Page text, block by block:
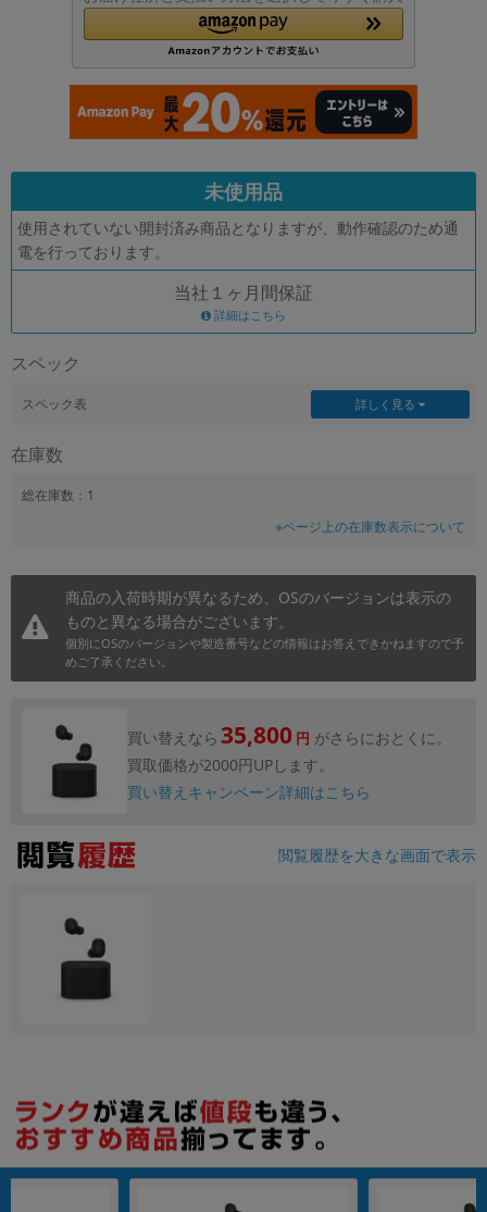
未使用品
使用されていない開封済み商品となりますが、動作確認のため通
電を行っております。
当社１ヶ月間保証
詳細はこちら
スペック
スペック表 詳しく見る
在庫数
総在庫数：1
※ページ上の在庫数表示について
商品の入荷時期が異なるため、OSのバージョンは表示の
ものと異なる場合がございます。
個別にOSのバージョンや製造番号などの情報はお答えできかねますので予
めご了承ください。
買い替えなら 35,800 円 がさらにおとくに。
買取価格が2000円UPします。
買い替えキャンペーン詳細はこちら
閲覧履歴を大きな画面で表示
円 ～
年 月 から
年 月 まで
ただし機能別のみ「and検索」となります。